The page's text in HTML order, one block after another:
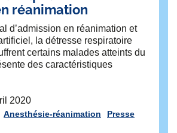
Raynaud
anesthésiste
réanimation
d’admission en réanimation et
la détresse respiratoire
certains malades atteints du
des caractéristiques
2020
Anesthésie-réanimation Presse